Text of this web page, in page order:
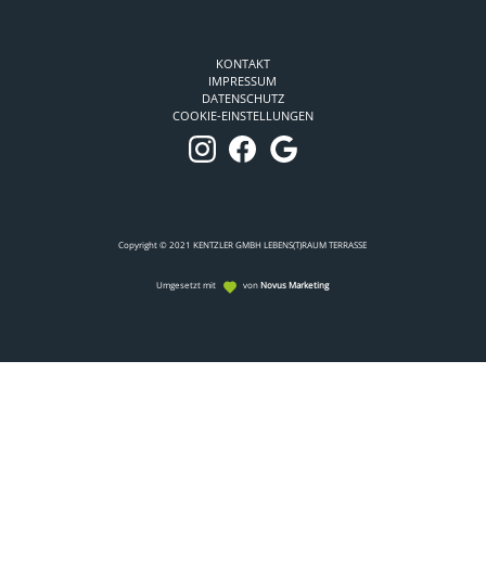
KONTAKT
IMPRESSUM
DATENSCHUTZ
COOKIE-EINSTELLUNGEN
Copyright © 2021 KENTZLER GMBH LEBENS(T)RAUM TERRASSE
Umgesetzt mit vonNovus Marketing